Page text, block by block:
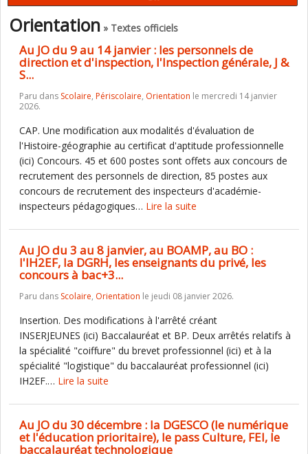
Orientation » Textes officiels
Au JO du 9 au 14 janvier : les personnels de
direction et d'inspection, l'Inspection générale, J &
S...
Paru dans Scolaire, Périscolaire, Orientation le mercredi 14 janvier
2026.
CAP. Une modification aux modalités d'évaluation de
l'Histoire-géographie au certificat d'aptitude professionnelle
(ici) Concours. 45 et 600 postes sont offets aux concours de
recrutement des personnels de direction, 85 postes aux
concours de recrutement des inspecteurs d'académie-
inspecteurs pédagogiques… Lire la suite
Au JO du 3 au 8 janvier, au BOAMP, au BO :
l'IH2EF, la DGRH, les enseignants du privé, les
concours à bac+3...
Paru dans Scolaire, Orientation le jeudi 08 janvier 2026.
Insertion. Des modifications à l'arrêté créant
INSERJEUNES (ici) Baccalauréat et BP. Deux arrêtés relatifs à
la spécialité "coiffure" du brevet professionnel (ici) et à la
spécialité "logistique" du baccalauréat professionnel (ici)
IH2EF.… Lire la suite
Au JO du 30 décembre : la DGESCO (le numérique
et l'éducation prioritaire), le pass Culture, FEI, le
baccalauréat technologique